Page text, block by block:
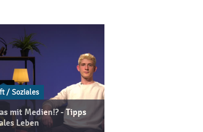
/ Soziales
mit Medien!? - Tipps
Leben